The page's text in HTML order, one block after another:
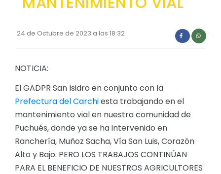
GESTIÓN ADMINISTRATIVA
Plan Anual Contratación - PAC
Plan Operativo Anual - POA
Convenios Institucionales
PRESUPUESTO: EJECUCIÓN Y REPORTES
Cédulas presupuestarias y balances
Procesos de contratación
24 de Octubre de 2023 a las 18:32
NOTICIA:
El GADPR San Isidro en conjunto con la
Prefectura del Carchiesta trabajando en el
mantenimiento vial en nuestra comunidad de
Puchués, donde ya se ha intervenido en
Ranchería, Muñoz Sacha, Vía San Luis, Corazón
Alto y Bajo. PERO LOS TRABAJOS CONTINÚAN
PARA EL BENEFICIO DE NUESTROS AGRICULTORES